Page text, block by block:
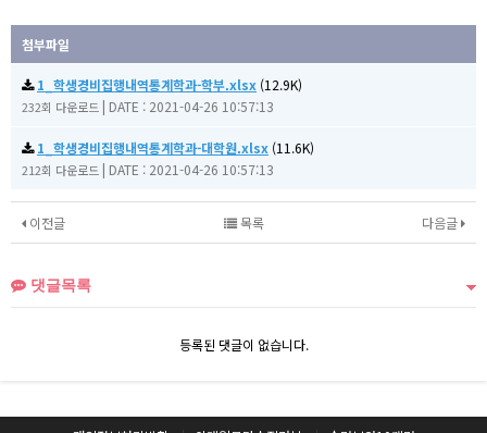
첨부파일
1_학생경비집행내역통계학과-학부.xlsx (12.9K)
232회 다운로드 | DATE : 2021-04-26 10:57:13
1_학생경비집행내역통계학과-대학원.xlsx (11.6K)
212회 다운로드 | DATE : 2021-04-26 10:57:13
이전글 다음글
목록
댓글목록
등록된 댓글이 없습니다.